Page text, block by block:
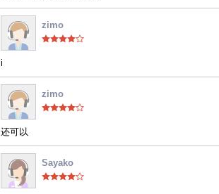
zimo
i
zimo
还可以
Sayako